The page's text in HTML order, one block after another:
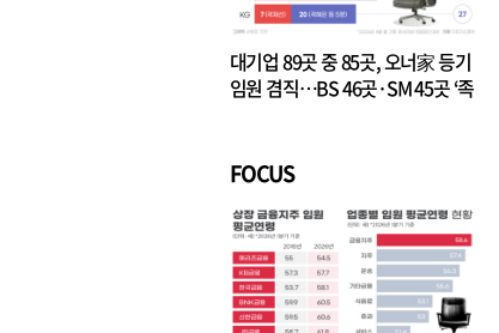
대기업 89곳 중 85곳, 오너家 등기
임원 겸직…BS 46곳·SM 45곳 ‘족
FOCUS